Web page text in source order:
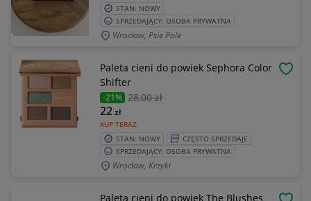
STAN: NOWY
SPRZEDAJĄCY: OSOBA PRYWATNA
Wrocław, Psie Pole
Paleta cieni do powiek Sephora Color
Shifter
-21% 28,00 zł
KUP TERAZ
22zł
STAN: NOWY
CZĘSTO SPRZEDAJE
SPRZEDAJĄCY: OSOBA PRYWATNA
Wrocław, Krzyki
Paleta cieni do powiek The Blushes